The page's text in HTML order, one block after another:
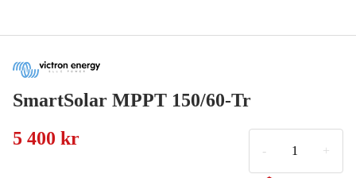
SmartSolar MPPT 150/60-Tr
5 400 kr
- +